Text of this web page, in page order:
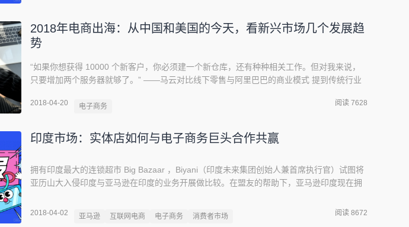
2018年电商出海：从中国和美国的今天，看新兴市场几个发展趋
势
“如果你想获得 10000 个新客户，你必须建一个新仓库，还有种种相关工作。但对我来说，
只要增加两个服务器就够了。” ——马云对比线下零售与阿里巴巴的商业模式 提到传统行业
时长不断增长，“
2018-04-20 电子商务 阅读 7628
印度市场：实体店如何与电子商务巨头合作共赢
拥有印度最大的连锁超市 Big Bazaar ，Biyani（印度未来集团创始人兼首席执行官）试图将
亚历山大入侵印度与亚马逊在印度的业务开展做比较。在盟友的帮助下，亚马逊印度现在拥
玛也开展了一些行动。这家全球最大的零售商正计划在印度市场进行反攻，尽管其最初的努
力和尝试并不尽如人意。自 2016 年以来，就在日本软银和微
2018-04-02 亚马逊 互联网电商 电子商务 消费者市场 阅读 8672